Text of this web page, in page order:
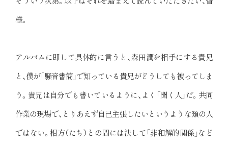
様。
アルバムに即して具体的に言うと、森田潤を相手にする貴兄
と、僕が「騒音書簡」で知っている貴兄がどうしても被ってしま
う。貴兄は自分でも書いているように、よく「聞く人」だ。共同
作業の現場で、とりあえず自己主張したいというような類の人
ではない。相方（たち）との間には決して「非和解的関係」など